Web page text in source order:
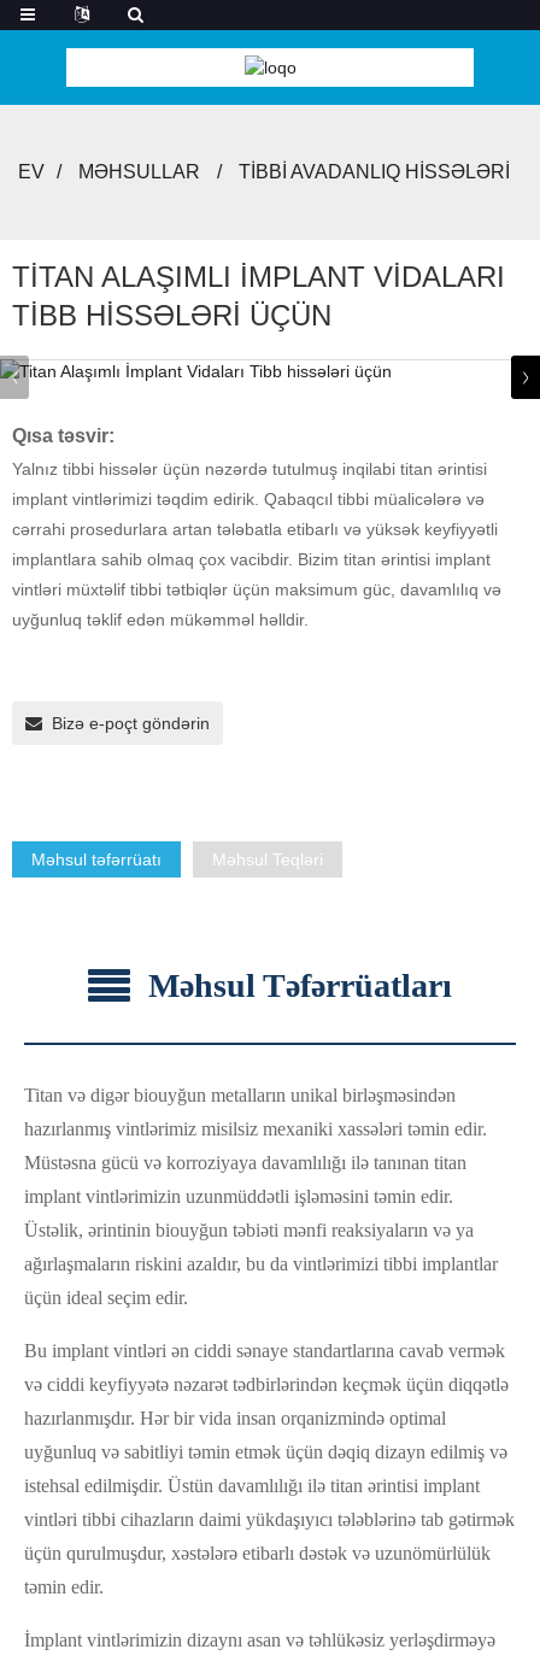
EV MƏHSULLAR TIBBI AVADANLIQ HISSƏLƏRI
TITAN ALAŞIMLI İMPLANT VIDALARI
TIBB HISSƏLƏRI ÜÇÜN
Qısa təsvir:
Yalnız tibbi hissələr üçün nəzərdə tutulmuş inqilabi titan ərintisi
implant vintlərimizi təqdim edirik. Qabaqcıl tibbi müalicələrə və
cərrahi prosedurlara artan tələbatla etibarlı və yüksək keyfiyyətli
implantlara sahib olmaq çox vacibdir. Bizim titan ərintisi implant
vintləri müxtəlif tibbi tətbiqlər üçün maksimum güc, davamlılıq və
uyğunluq təklif edən mükəmməl həlldir.
Bizə e-poçt göndərin
Məhsul təfərrüatı Məhsul Teqləri
Məhsul Təfərrüatları
Titan və digər biouyğun metalların unikal birləşməsindən
hazırlanmış vintlərimiz misilsiz mexaniki xassələri təmin edir.
Müstəsna gücü və korroziyaya davamlılığı ilə tanınan titan
implant vintlərimizin uzunmüddətli işləməsini təmin edir.
Üstəlik, ərintinin biouyğun təbiəti mənfi reaksiyaların və ya
ağırlaşmaların riskini azaldır, bu da vintlərimizi tibbi implantlar
üçün ideal seçim edir.
Bu implant vintləri ən ciddi sənaye standartlarına cavab vermək
və ciddi keyfiyyətə nəzarət tədbirlərindən keçmək üçün diqqətlə
hazırlanmışdır. Hər bir vida insan orqanizmində optimal
uyğunluq və sabitliyi təmin etmək üçün dəqiq dizayn edilmiş və
istehsal edilmişdir. Üstün davamlılığı ilə titan ərintisi implant
vintləri tibbi cihazların daimi yükdaşıyıcı tələblərinə tab gətirmək
üçün qurulmuşdur, xəstələrə etibarlı dəstək və uzunömürlülük
təmin edir.
İmplant vintlərimizin dizaynı asan və təhlükəsiz yerləşdirməyə